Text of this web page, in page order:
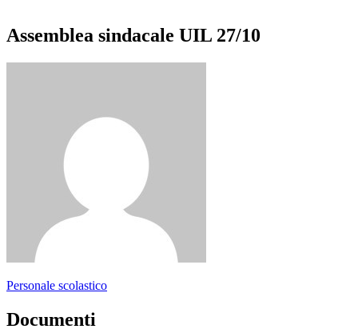
Assemblea sindacale UIL 27/10
Personale scolastico
Documenti